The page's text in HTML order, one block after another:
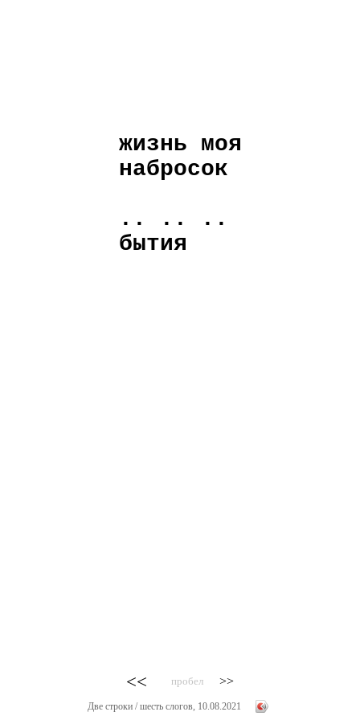
жизнь моя
набросок
.. .. ..
бытия
<< пробел >>
Две строки / шесть слогов, 10.08.2021